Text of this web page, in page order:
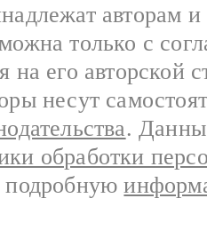
авторам
только с
на его авторской
несут
.
обработки
подробную